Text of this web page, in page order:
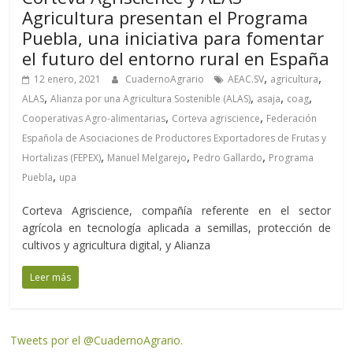
Agricultura presentan el Programa
Puebla, una iniciativa para fomentar
el futuro del entorno rural en España
12 enero, 2021 CuadernoAgrario AEAC.SV, agricultura,
ALAS,Alianza por una Agricultura Sostenible (ALAS), asaja, coag,
Cooperativas Agro-alimentarias, Corteva agriscience, Federación
Española de Asociaciones de Productores Exportadores de Frutas y
Hortalizas (FEPEX), Manuel Melgarejo, Pedro Gallardo, Programa
Puebla, upa
Corteva Agriscience, compañía referente en el sector
agrícola en tecnología aplicada a semillas, protección de
cultivos y agricultura digital, y Alianza
Leer más
Tweets por el @CuadernoAgrario.